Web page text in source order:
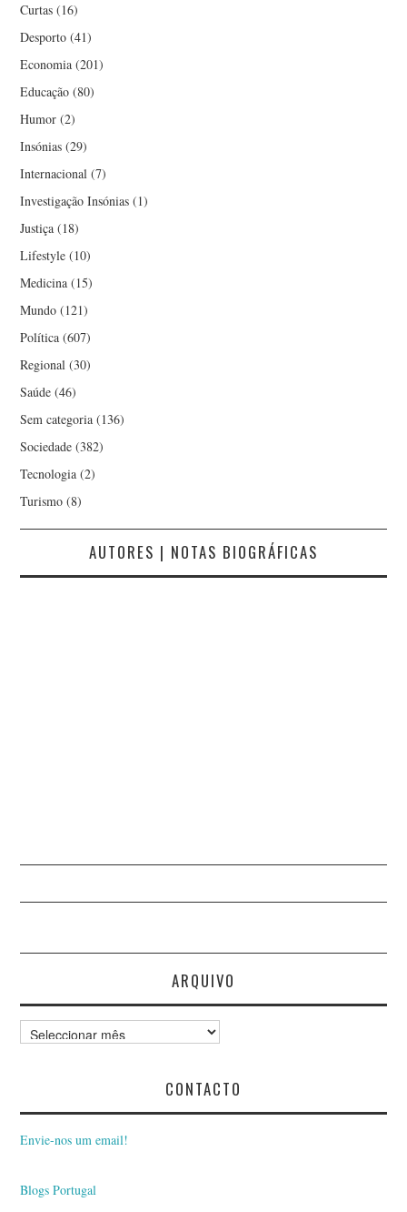
Curtas (16)
Desporto (41)
Economia (201)
Educação (80)
Humor (2)
Insónias (29)
Internacional (7)
Investigação Insónias (1)
Justiça (18)
Lifestyle (10)
Medicina (15)
Mundo (121)
Política (607)
Regional (30)
Saúde (46)
Sem categoria (136)
Sociedade (382)
Tecnologia (2)
Turismo (8)
AUTORES | NOTAS BIOGRÁFICAS
ARQUIVO
Arquivo
CONTACTO
Envie-nos um email!
Blogs Portugal